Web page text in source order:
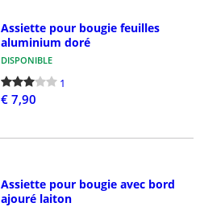
Assiette pour bougie feuilles
aluminium doré
DISPONIBLE
1
€ 7,90
Assiette pour bougie avec bord
ajouré laiton